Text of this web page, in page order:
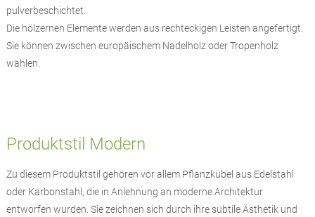
pulverbeschichtet.
Die hölzernen Elemente werden aus rechteckigen Leisten angefertigt.
Sie können zwischen europäischem Nadelholz oder Tropenholz
wählen.
Produktstil Modern
Zu diesem Produktstil gehören vor allem Pflanzkübel aus Edelstahl
oder Karbonstahl, die in Anlehnung an moderne Architektur
entworfen wurden. Sie zeichnen sich durch ihre subtile Ästhetik und